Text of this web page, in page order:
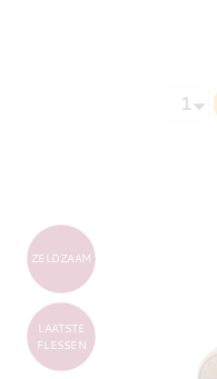
ZELDZAAM
LAATSTE
FLESSEN